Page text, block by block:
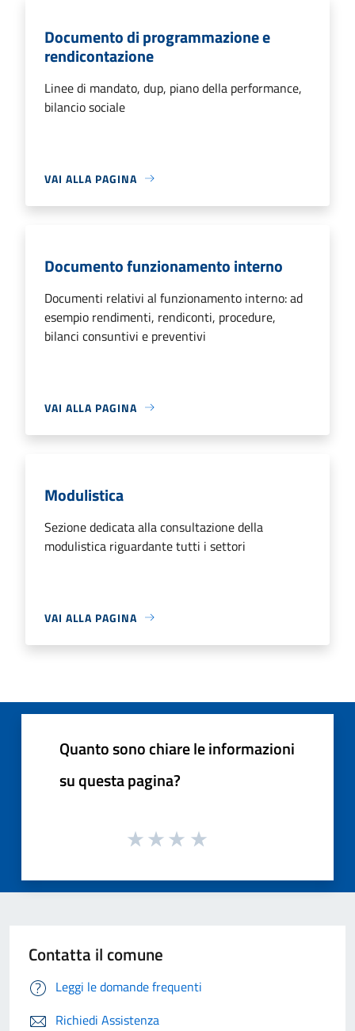
Documento di programmazione e
rendicontazione
Linee di mandato, dup, piano della performance,
bilancio sociale
VAI ALLA PAGINA
Documento funzionamento interno
Documenti relativi al funzionamento interno: ad
esempio rendimenti, rendiconti, procedure,
bilanci consuntivi e preventivi
VAI ALLA PAGINA
Modulistica
Sezione dedicata alla consultazione della
modulistica riguardante tutti i settori
VAI ALLA PAGINA
Quanto sono chiare le informazioni
su questa pagina?
Contatta il comune
Leggi le domande frequenti
Richiedi Assistenza